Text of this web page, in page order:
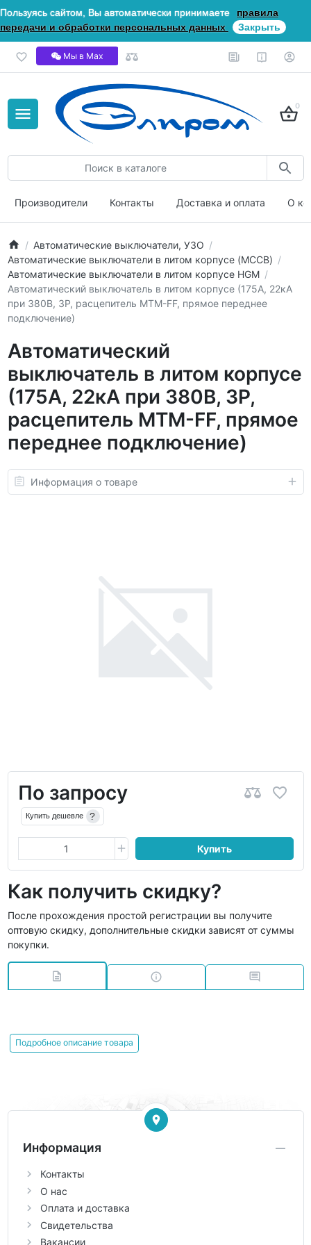
Пользуясь сайтом, Вы автоматически принимаете
правила
передачи и обработки персональных данных
Закрыть
Мы в Мах
0
Производители Контакты Доставка и оплата О
Автоматические выключатели, УЗО
Автоматические выключатели в литом корпусе (MCCB)
Автоматические выключатели в литом корпусе HGM
Автоматический выключатель в литом корпусе (175А, 22кА
при 380В, 3P, расцепитель MTM-FF, прямое переднее
подключение)
Автоматический
выключатель в литом корпусе
(175А, 22кА при 380В, 3P,
расцепитель MTM-FF, прямое
переднее подключение)
Информация о товаре
По запросу
Купить дешевле ?
Купить
Как получить скидку?
После прохождения простой регистрации вы получите
оптовую скидку, дополнительные скидки зависят от суммы
покупки.
Подробное описание товара
Информация
Контакты
О нас
Оплата и доставка
Свидетельства
Вакансии